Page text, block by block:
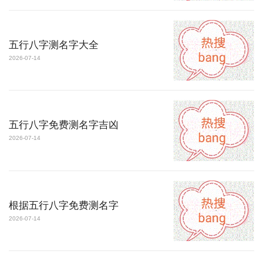
五行八字测名字大全
2026-07-14
五行八字免费测名字吉凶
2026-07-14
根据五行八字免费测名字
2026-07-14